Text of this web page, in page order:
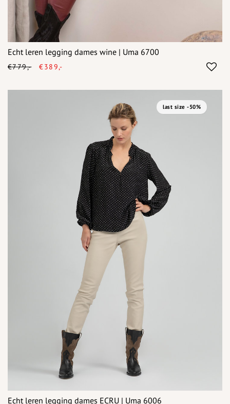
Echt leren legging dames wine | Uma 6700
€779,- €389,-
Echt leren legging dames ECRU | Uma 6006
last size -50%